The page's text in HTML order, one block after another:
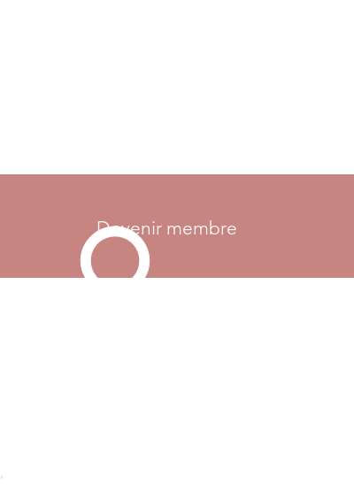
Devenir membre